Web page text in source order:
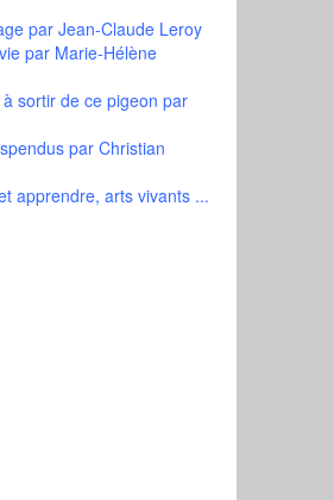
par Jean-Claude Leroy
par Marie-Hélène
sortir de ce pigeon par
par Christian
apprendre, arts vivants ...